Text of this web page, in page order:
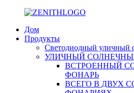
Дом
Продукты
Светодиодный уличный
УЛИЧНЫЙ
ВСТРОЕННЫЙ
ФОНАРЬ
ВСЕГО В ДВУХ